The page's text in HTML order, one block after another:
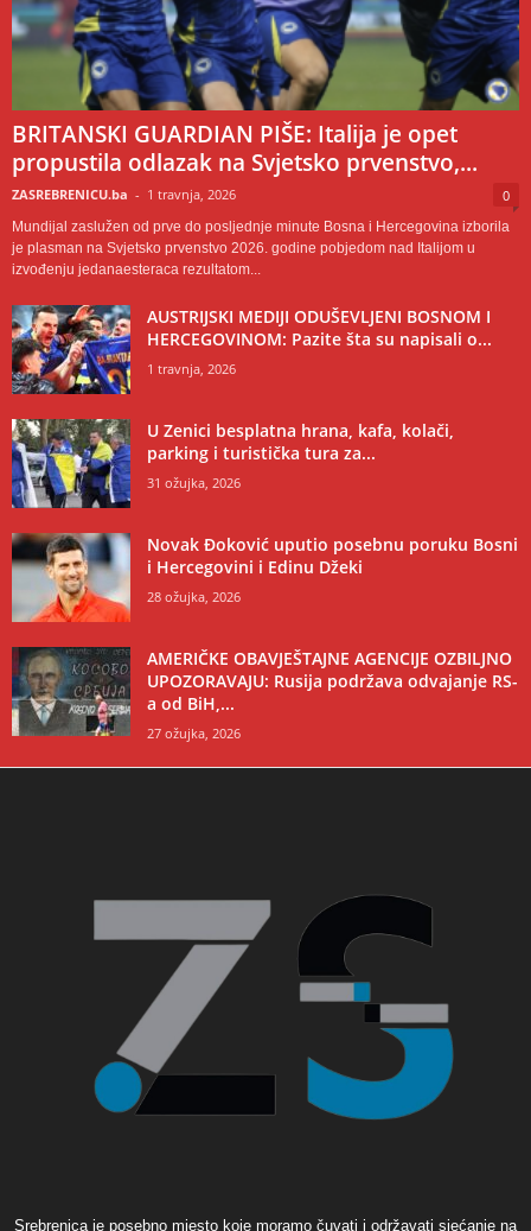
BRITANSKI GUARDIAN PIŠE: Italija je opet
propustila odlazak na Svjetsko prvenstvo,...
ZASREBRENICU.ba - 1 travnja, 2026 0
Mundijal zaslužen od prve do posljednje minute Bosna i Hercegovina izborila
je plasman na Svjetsko prvenstvo 2026. godine pobjedom nad Italijom u
izvođenju jedanaesteraca rezultatom...
AUSTRIJSKI MEDIJI ODUŠEVLJENI BOSNOM I
HERCEGOVINOM: Pazite šta su napisali o...
1 travnja, 2026
U Zenici besplatna hrana, kafa, kolači,
parking i turistička tura za...
31 ožujka, 2026
Novak Đoković uputio posebnu poruku Bosni
i Hercegovini i Edinu Džeki
28 ožujka, 2026
AMERIČKE OBAVJEŠTAJNE AGENCIJE OZBILJNO
UPOZORAVAJU: Rusija podržava odvajanje RS-
a od BiH,...
27 ožujka, 2026
Srebrenica je posebno mjesto koje moramo čuvati i održavati sjećanje na